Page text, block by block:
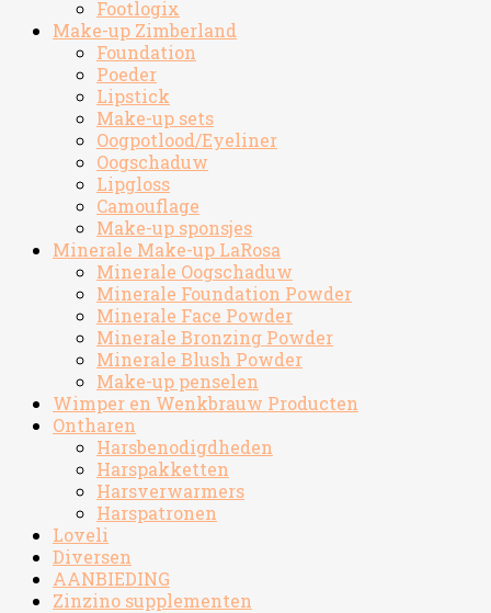
Footlogix
Make-up Zimberland
Foundation
Poeder
Lipstick
Make-up sets
Oogpotlood/Eyeliner
Oogschaduw
Lipgloss
Camouflage
Make-up sponsjes
Minerale Make-up LaRosa
Minerale Oogschaduw
Minerale Foundation Powder
Minerale Face Powder
Minerale Bronzing Powder
Minerale Blush Powder
Make-up penselen
Wimper en Wenkbrauw Producten
Ontharen
Harsbenodigdheden
Harspakketten
Harsverwarmers
Harspatronen
Loveli
Diversen
AANBIEDING
Zinzino supplementen